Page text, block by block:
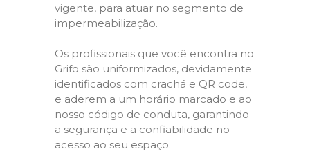
vigente, para atuar no segmento de
impermeabilização.
Os profissionais que você encontra no
Grifo são uniformizados, devidamente
identificados com crachá e QR code,
e aderem a um horário marcado e ao
nosso código de conduta, garantindo
a segurança e a confiabilidade no
acesso ao seu espaço.